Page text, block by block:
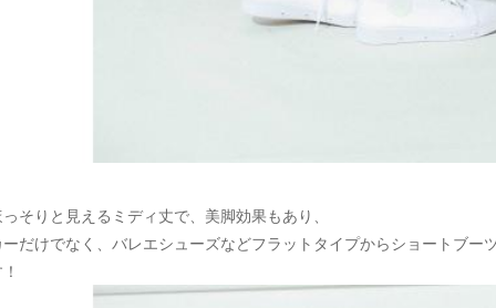
そりと見えるミディ丈で、美脚効果もあり、
ーだけでなく、バレエシューズなどフラットタイプからショートブ